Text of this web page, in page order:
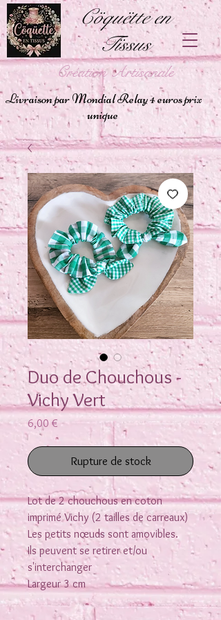
Cöquëtte en
Tïssus
Création Artisanale
Livraison par Mondial Relay 4 euros prix
unique
Duo de Chouchous -
Vichy Vert
6,00 € Prix
Rupture de stock
Lot de 2 chouchous en coton
imprimé Vichy (2 tailles de carreaux)
Les petits nœuds sont amovibles.
Ils peuvent se retirer et/ou
s'interchanger
Largeur 3 cm